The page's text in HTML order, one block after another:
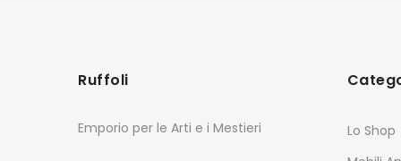
Ruffoli
Emporio per le Arti e i Mestieri
Lo Shop